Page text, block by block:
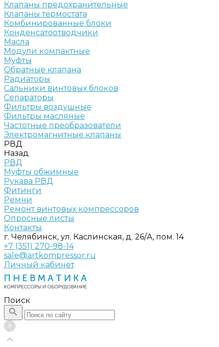
Клапаны предохранительные
Клапаны термостата
Комбинированные блоки
Конденсатоотводчики
Масла
Модули компактные
Муфты
Обратные клапана
Радиаторы
Сальники винтовых блоков
Сепараторы
Фильтры воздушные
Фильтры масляные
Частотные преобразователи
Электромагнитные клапаны
РВД
Назад
РВД
Муфты обжимные
Рукава РВД
Фитинги
Ремни
Ремонт винтовых компрессоров
Опросные листы
Контакты
г. Челябинск, ул. Каслинская, д. 26/А, пом. 14
+7 (351) 270-98-14
sale@artkompressor.ru
Личный кабинет
Поиск